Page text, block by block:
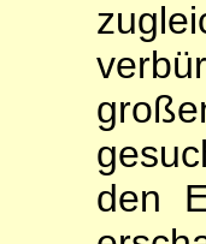
den